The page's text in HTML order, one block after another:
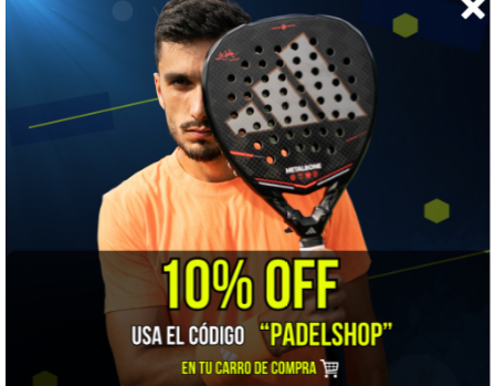
💧 ¿Qué capacidad te conviene?
La botella correcta depende de cuánto dura tu sesión,
no de la marca.
Hasta 500 ml
Para un partido corto o si en tu club hay dispensador.
Pesa poco y cabe en cualquier bolsillo del paletero.
Alrededor de 1 litro
La medida más segura para un partido completo o un
entrenamiento largo: no te obliga a rellenar a mitad de
camino.
Con aislamiento térmico